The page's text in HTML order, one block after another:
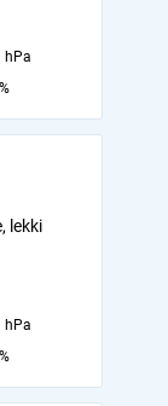
hPa
lekki
hPa